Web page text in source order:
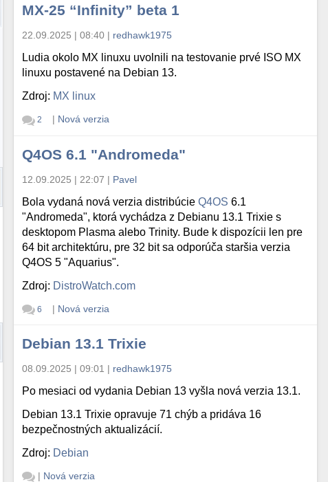
MX-25 “Infinity” beta 1
22.09.2025 | 08:40 | redhawk1975
Ludia okolo MX linuxu uvolnili na testovanie prvé ISO MX
linuxu postavené na Debian 13.
Zdroj: MX linux
2 | Nová verzia
Q4OS 6.1 "Andromeda"
12.09.2025 | 22:07 | Pavel
Bola vydaná nová verzia distribúcieQ4OS 6.1
"Andromeda", ktorá vychádza z Debianu 13.1 Trixie s
desktopom Plasma alebo Trinity. Bude k dispozícii len pre
64 bit architektúru, pre 32 bit sa odporúča staršia verzia
Q4OS 5 "Aquarius".
Zdroj: DistroWatch.com
6 | Nová verzia
Debian 13.1 Trixie
08.09.2025 | 09:01 | redhawk1975
Po mesiaci od vydania Debian 13 vyšla nová verzia 13.1.
Debian 13.1 Trixie opravuje 71 chýb a pridáva 16
bezpečnostných aktualizácií.
Zdroj: Debian
| Nová verzia